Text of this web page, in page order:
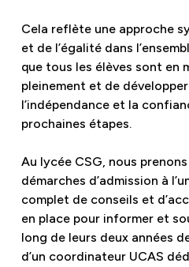
Cela reflète une approche
et de l’égalité dans
que tous les élèves sont en
pleinement et de
l’indépendance et la
prochaines étapes.
Au lycée CSG, nous
démarches d’admission à
complet de conseils et
en place pour informer et
long de leurs deux années
d’un coordinateur UCAS